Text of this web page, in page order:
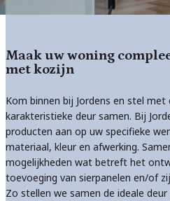
Maak uw woning
met kozijn
Kom binnen bij Jordens en stel met
karakteristieke deur samen. Bij
producten aan op uw specifieke
materiaal, kleur en afwerking.
mogelijkheden wat betreft het
toevoeging van sierpanelen en/of
Zo stellen we samen de ideale